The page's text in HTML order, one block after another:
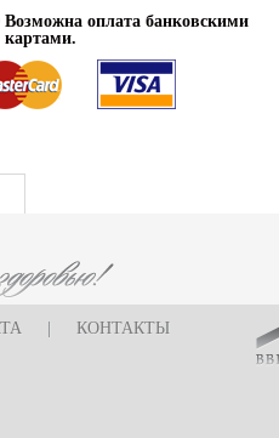
Возможна оплата банковскими
картами.
КОНТАКТЫ